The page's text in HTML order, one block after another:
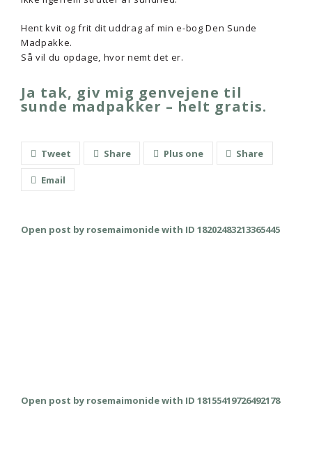
Hent kvit og frit dit uddrag af min e-bog Den Sunde
Madpakke.
Så vil du opdage, hvor nemt det er.
Ja tak, giv mig genvejene til
sunde madpakker – helt gratis.
Tweet Share Plus one Share
Email
Open post by rosemaimonide with ID 18202483213365445
Open post by rosemaimonide with ID 18155419726492178